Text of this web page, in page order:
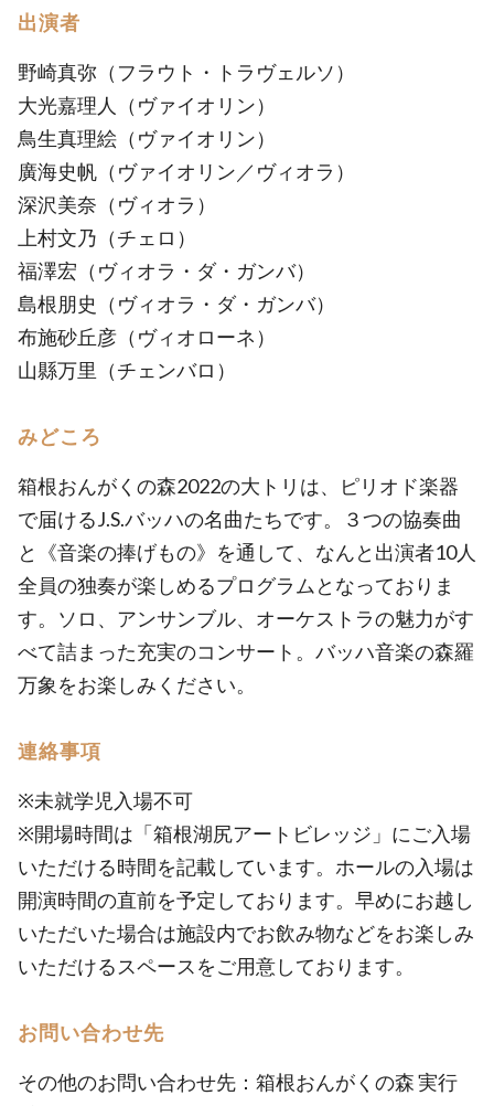
出演者
野崎真弥（フラウト・トラヴェルソ）
大光嘉理人（ヴァイオリン）
鳥生真理絵（ヴァイオリン）
廣海史帆（ヴァイオリン／ヴィオラ）
深沢美奈（ヴィオラ）
上村文乃（チェロ）
福澤宏（ヴィオラ・ダ・ガンバ）
島根朋史（ヴィオラ・ダ・ガンバ）
布施砂丘彦（ヴィオローネ）
山縣万里（チェンバロ）
みどころ
箱根おんがくの森2022の大トリは、ピリオド楽器
で届けるJ.S.バッハの名曲たちです。３つの協奏曲
と《音楽の捧げもの》を通して、なんと出演者10人
全員の独奏が楽しめるプログラムとなっておりま
す。ソロ、アンサンブル、オーケストラの魅力がす
べて詰まった充実のコンサート。バッハ音楽の森羅
万象をお楽しみください。
連絡事項
※未就学児入場不可
※開場時間は「箱根湖尻アートビレッジ」にご入場
いただける時間を記載しています。ホールの入場は
開演時間の直前を予定しております。早めにお越し
いただいた場合は施設内でお飲み物などをお楽しみ
いただけるスペースをご用意しております。
お問い合わせ先
その他のお問い合わせ先：箱根おんがくの森 実行